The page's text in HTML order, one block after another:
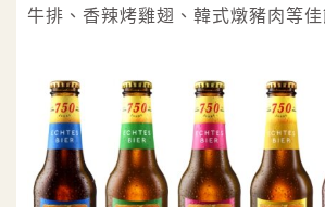
牛排、香辣烤雞翅、韓式燉豬肉等佳